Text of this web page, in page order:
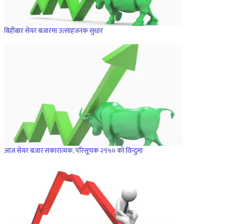
बिहीबार सेयर बजारमा उत्साहजनक सुधार
आज सेयर बजार सकारात्मक, परिसूचक २९५० को विन्दुमा